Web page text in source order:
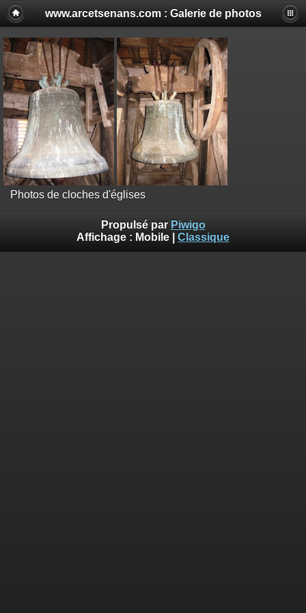
www.arcetsenans.com : Galerie de photos
Photos de cloches d'églises
Propulsé par Piwigo
Affichage : Mobile Classique